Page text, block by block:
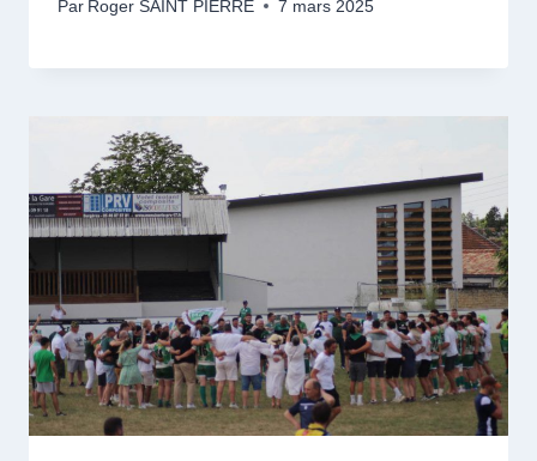
Par Roger SAINT PIERRE 7 mars 2025